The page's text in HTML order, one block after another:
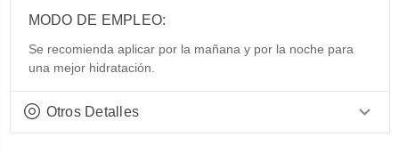
MODO DE EMPLEO:
Se recomienda aplicar por la mañana y por la noche para
una mejor hidratación.
Otros Detalles